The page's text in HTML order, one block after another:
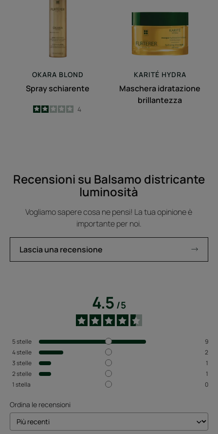
OKARA BLOND
Spray schiarente
2
/5
4
KARITÉ HYDRA
Maschera idratazione
brillantezza
Recensioni su Balsamo districante
luminosità
Vogliamo sapere cosa ne pensi! La tua opinione è
importante per noi.
Lascia una recensione
4.5/5
5stelle
9
4stelle
2
3stelle
1
2stelle
1
1stella 0
Ordina le recensioni